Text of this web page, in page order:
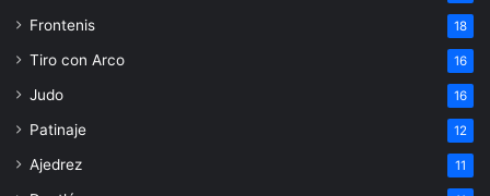
Frontenis 18
Tiro con Arco 16
Judo 16
Patinaje 12
Ajedrez 11